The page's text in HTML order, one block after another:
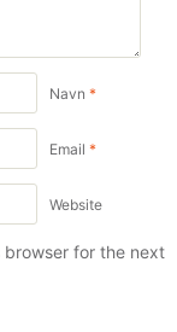
Navn *
Email *
Website
browser for the next